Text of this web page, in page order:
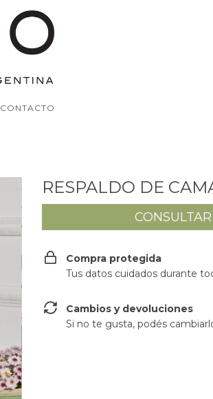
CONTACTO
RESPALDO DE
Compra protegida
Tus datos cuidados durante
Cambios y devoluciones
Si no te gusta, podés